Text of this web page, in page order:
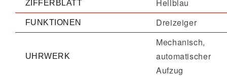
ZIFFERBLATT Hellblau
FUNKTIONEN Dreizeiger
UHRWERK
Mechanisch,
automatischer
Aufzug